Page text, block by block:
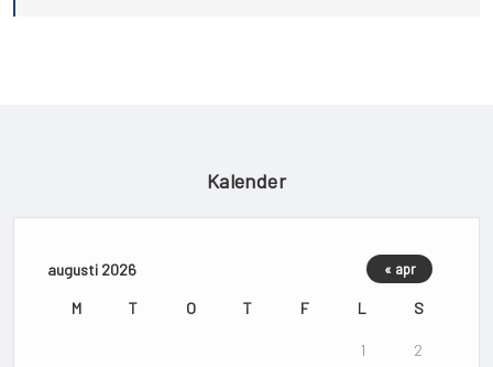
Kalender
augusti 2026
M T O T F L S
1 2
« apr